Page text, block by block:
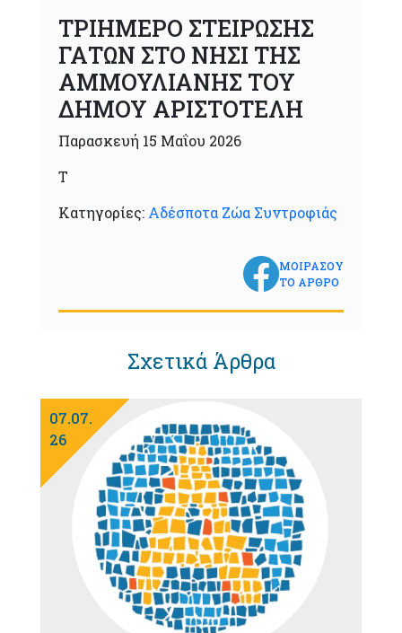
ΤΡΙΗΜΕΡΟ ΣΤΕΙΡΩΣΗΣ
ΓΑΤΩΝ ΣΤΟ ΝΗΣΙ ΤΗΣ
ΑΜΜΟΥΛΙΑΝΗΣ ΤΟΥ
ΔΗΜΟΥ ΑΡΙΣΤΟΤΕΛΗ
Παρασκευή 15 Μαΐου 2026
Τ
Κατηγορίες: Αδέσποτα Ζώα Συντροφιάς
ΜΟΙΡΑΣΟΥ
ΤΟ ΑΡΘΡΟ
Σχετικά Άρθρα
07.07.
26